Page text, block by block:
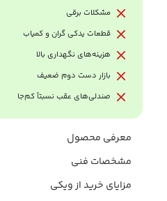
مشکلات برقی
قطعات یدکی گران و کمیاب
هزینه‌های نگهداری بالا
بازار دست دوم ضعیف
صندلی‌های عقب نسبتاً کم‌جا
معرفی محصول
مشخصات فنی
مزایای خرید از ویکی